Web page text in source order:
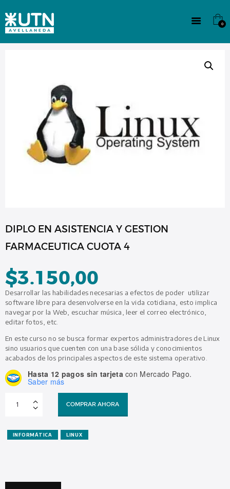
0
CULTURA
CONTACTO
DIPLO EN ASISTENCIA Y GESTION
FARMACEUTICA CUOTA 4
$3.150,00
Desarrollar las habilidades necesarias a efectos de poder utilizar
software libre para desenvolverse en la vida cotidiana, esto implica
navegar por la Web, escuchar música, leer el correo electrónico,
editar fotos, etc.
En este curso no se busca formar expertos administradores de Linux
sino usuarios que cuenten con una base sólida y conocimientos
acabados de los principales aspectos de este sistema operativo.
Hasta 12 pagos sin tarjeta con Mercado Pago.
Saber más
ASISTENCIA
FARMACEUTICA
CUOTA
COMPRAR AHORA
INFORMÁTICA LINUX